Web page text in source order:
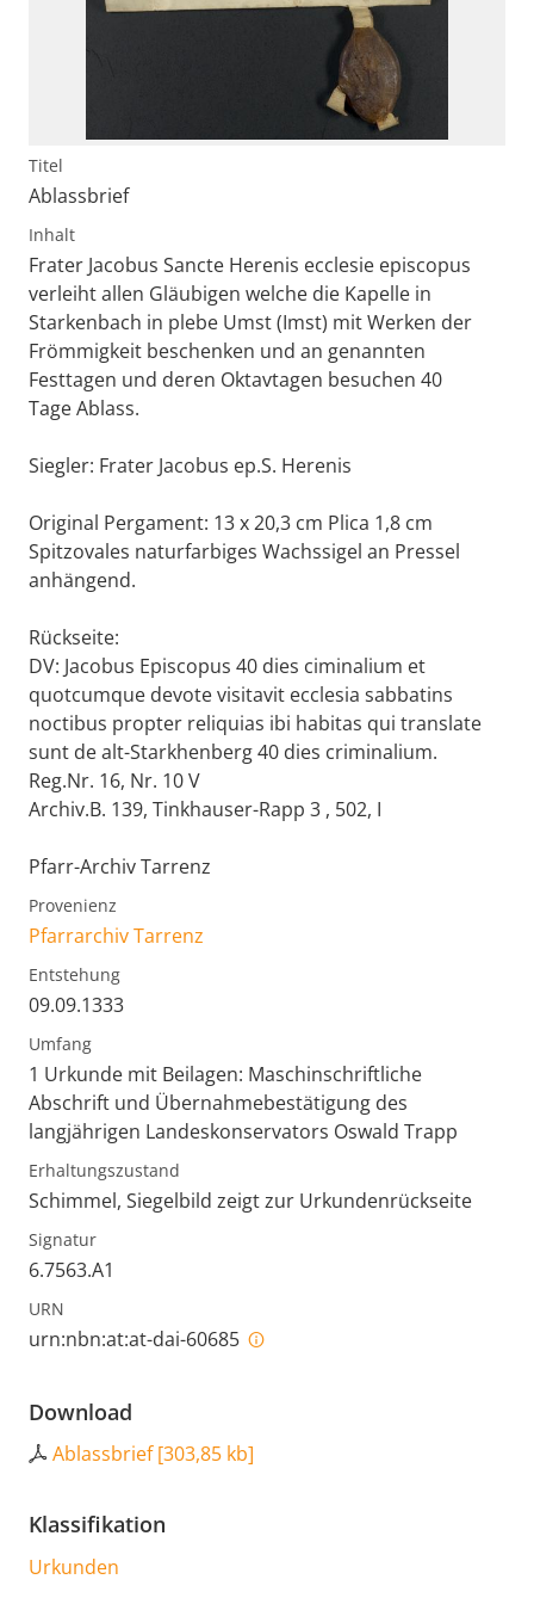
Titel
Ablassbrief
Inhalt
Frater Jacobus Sancte Herenis ecclesie episcopus
verleiht allen Gläubigen welche die Kapelle in
Starkenbach in plebe Umst (Imst) mit Werken der
Frömmigkeit beschenken und an genannten
Festtagen und deren Oktavtagen besuchen 40
Tage Ablass.
Siegler: Frater Jacobus ep.S. Herenis
Original Pergament: 13 x 20,3 cm Plica 1,8 cm
Spitzovales naturfarbiges Wachssigel an Pressel
anhängend.
Rückseite:
DV: Jacobus Episcopus 40 dies ciminalium et
quotcumque devote visitavit ecclesia sabbatins
noctibus propter reliquias ibi habitas qui translate
sunt de alt-Starkhenberg 40 dies criminalium.
Reg.Nr. 16, Nr. 10 V
Archiv.B. 139, Tinkhauser-Rapp 3 , 502, I
Pfarr-Archiv Tarrenz
Provenienz
Pfarrarchiv Tarrenz
Entstehung
09.09.1333
Umfang
1 Urkunde mit Beilagen: Maschinschriftliche
Abschrift und Übernahmebestätigung des
langjährigen Landeskonservators Oswald Trapp
Erhaltungszustand
Schimmel, Siegelbild zeigt zur Urkundenrückseite
Signatur
6.7563.A1
URN
urn:nbn:at:at-dai-60685
Download
Ablassbrief[303,85 kb]
Klassifikation
Urkunden